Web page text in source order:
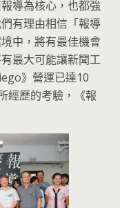
導為核心，也都強
有理由相信「報導
中，將有最佳機會
最大可能讓新聞工
》營運已達10
經歷的考驗，《報